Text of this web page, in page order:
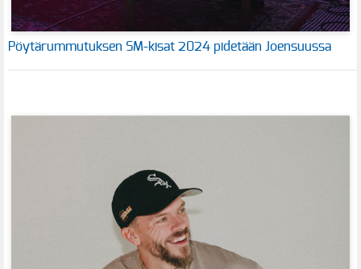
Pöytärummutuksen SM-kisat 2024 pidetään Joensuussa